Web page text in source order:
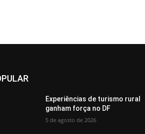
Experiências de turismo rural
ganham força no DF
5 de agosto de 2026